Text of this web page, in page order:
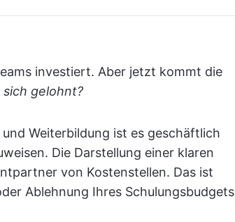
investiert. Aber jetzt kommt die
sich gelohnt?
Weiterbildung ist es geschäftlich
Die Darstellung einer klaren
von Kostenstellen. Das ist
Ablehnung Ihres Schulungsbudgets